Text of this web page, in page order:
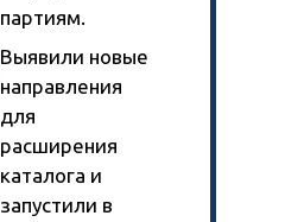
партиям.
Выявили новые
направления
для
расширения
каталога и
запустили в